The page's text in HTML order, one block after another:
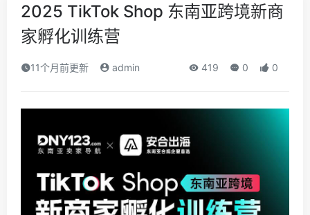
2025 TikTok Shop 东南亚跨境新商
家孵化训练营
11个月前更新 admin 419 0 0